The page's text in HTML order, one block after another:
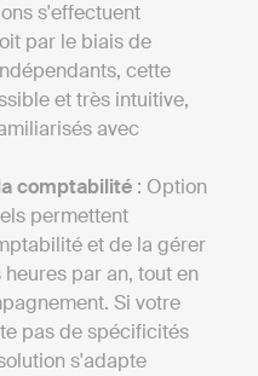
s'effectuent
par le biais de
cette
et très intuitive,
avec
comptabilité : Option
permettent
et de la gérer
par an, tout en
Si votre
pas de spécificités
s'adapte